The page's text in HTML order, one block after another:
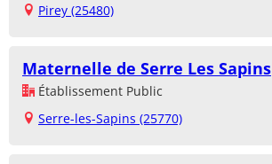
Pirey (25480)
Maternelle de Serre Les Sapins
Établissement Public
Serre-les-Sapins (25770)